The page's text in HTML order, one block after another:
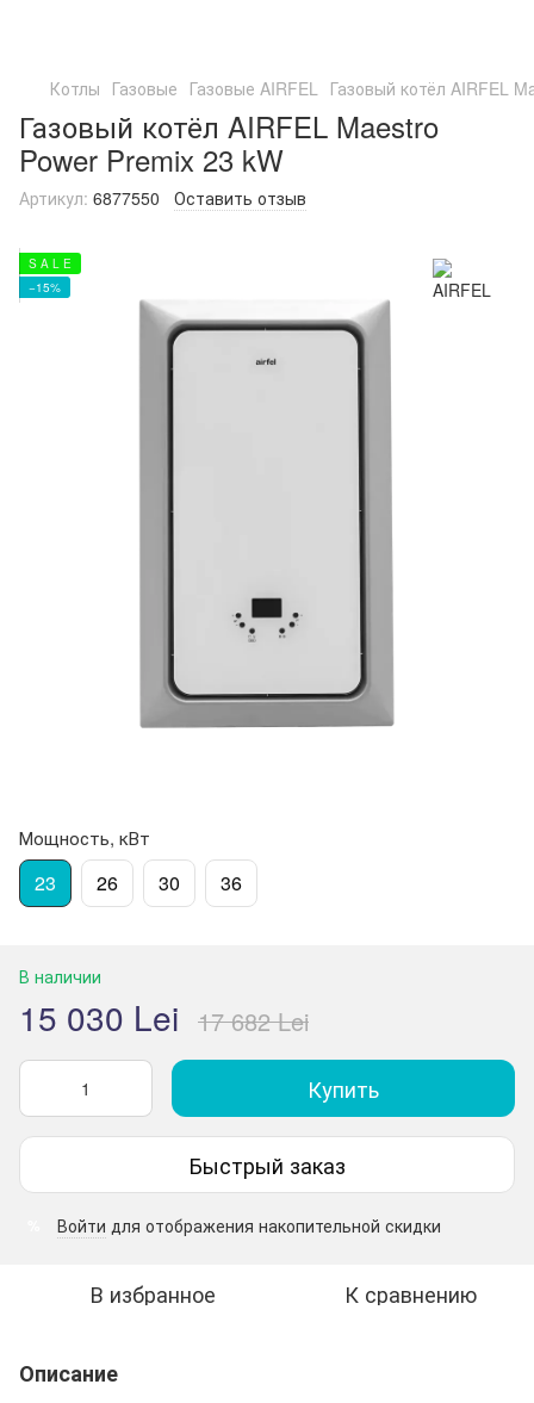
Котлы Газовые Газовые AIRFEL Газовый котёл AIRFEL
Газовый котёл AIRFEL Maestro
Power Premix 23 kW
Артикул: 6877550 Оставить отзыв
S A L E
−15%
Мощность, кВт
23 26 30 36
В наличии
15 030 Lei 17 682 Lei
Купить
Быстрый заказ
Войти для отображения накопительной скидки
В избранное К сравнению
Описание